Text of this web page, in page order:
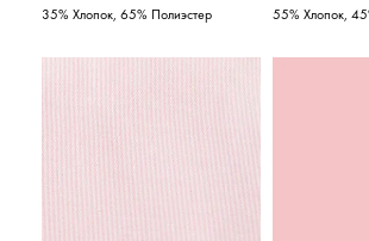
35% Хлопок, 65% Полиэстер
55% Хлопок,